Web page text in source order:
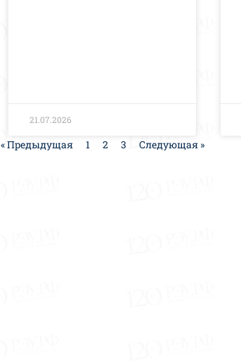
21.07.2026
« Предыдущая 1 2 3 Следующая »